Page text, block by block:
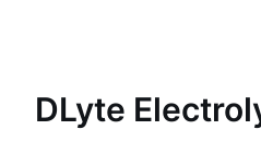
DLyte